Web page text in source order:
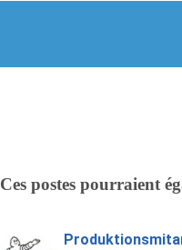
Ces postes pourraient